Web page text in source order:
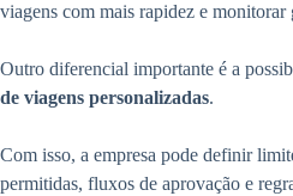
viagens com mais rapidez e monitorar
Outro diferencial importante é a
de viagens personalizadas.
Com isso, a empresa pode definir
permitidas, fluxos de aprovação e